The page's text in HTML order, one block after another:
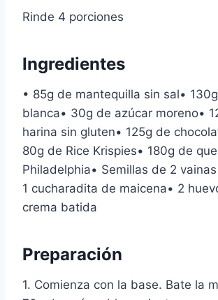
Rinde 4 porciones
Ingredientes
• 85g de mantequilla sin sal•
blanca• 30g de azúcar moreno•
harina sin gluten• 125g de
80g de Rice Krispies• 180g de
Philadelphia• Semillas de 2
1 cucharadita de maicena• 2
crema batida
Preparación
1. Comienza con la base. Bate la